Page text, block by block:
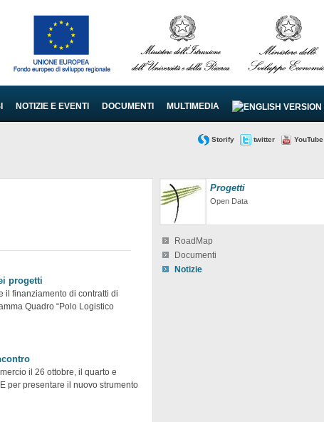
NOTIZIE E EVENTI DOCUMENTI MULTIMEDIA
Storify twitter YouTube
progetti
il finanziamento di contratti di
Quadro “Polo Logistico
il 26 ottobre, il quarto e
per presentare il nuovo strumento
Progetti
Open Data
RoadMap
Documenti
Notizie